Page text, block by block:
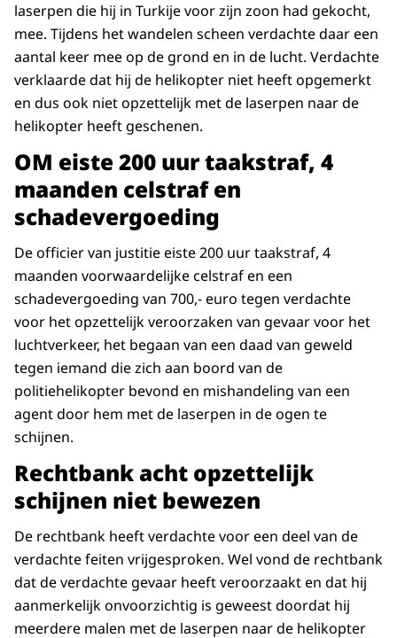
laserpen die hij in Turkije voor zijn zoon had gekocht,
mee. Tijdens het wandelen scheen verdachte daar een
aantal keer mee op de grond en in de lucht. Verdachte
verklaarde dat hij de helikopter niet heeft opgemerkt
en dus ook niet opzettelijk met de laserpen naar de
helikopter heeft geschenen.
OM eiste 200 uur taakstraf, 4
maanden celstraf en
schadevergoeding
De officier van justitie eiste 200 uur taakstraf, 4
maanden voorwaardelijke celstraf en een
schadevergoeding van 700,- euro tegen verdachte
voor het opzettelijk veroorzaken van gevaar voor het
luchtverkeer, het begaan van een daad van geweld
tegen iemand die zich aan boord van de
politiehelikopter bevond en mishandeling van een
agent door hem met de laserpen in de ogen te
schijnen.
Rechtbank acht opzettelijk
schijnen niet bewezen
De rechtbank heeft verdachte voor een deel van de
verdachte feiten vrijgesproken. Wel vond de rechtbank
dat de verdachte gevaar heeft veroorzaakt en dat hij
aanmerkelijk onvoorzichtig is geweest doordat hij
meerdere malen met de laserpen naar de helikopter